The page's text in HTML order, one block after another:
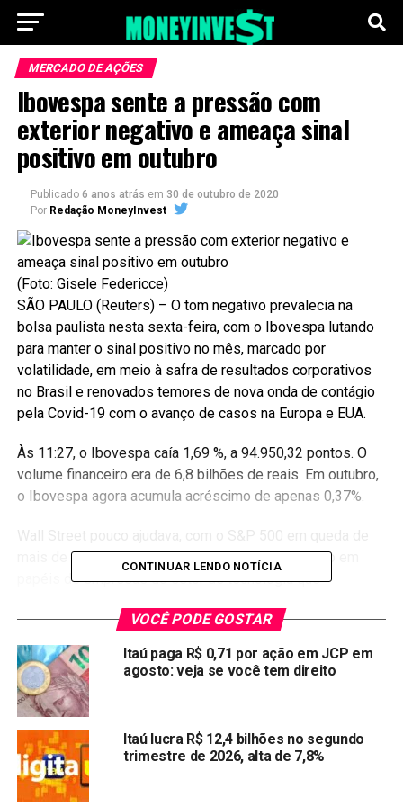
MERCADO DE AÇÕES
Ibovespa sente a pressão com
exterior negativo e ameaça sinal
positivo em outubro
Publicado 6 anos atrás em 30 de outubro de 2020
Por Redação MoneyInvest
(Foto: Gisele Federicce)
SÃO PAULO (Reuters) – O tom negativo prevalecia na
bolsa paulista nesta sexta-feira, com o Ibovespa lutando
para manter o sinal positivo no mês, marcado por
volatilidade, em meio à safra de resultados corporativos
no Brasil e renovados temores de nova onda de contágio
pela Covid-19 com o avanço de casos na Europa e EUA.
Às 11:27, o Ibovespa caía 1,69 %, a 94.950,32 pontos. O
volume financeiro era de 6,8 bilhões de reais. Em outubro,
o Ibovespa agora acumula acréscimo de apenas 0,37%.
mais de 1% nesta sessão, pressionado pelo recuo em
papéis de empresas do setor de tecnologia que
uma alta recorde de casos de coronavírus nos Estados
Unidos e a proximidade da eleição presidencial.
Ibovespa sente a pressão com exterior negativo e
ameaça sinal positivo em outubro
Na visão da equipe da Elite Investimentos, a bolsa
brasileira reflete cautela diante de fim de semana
prolongado com feriado na segunda-feira e as eleições
CONTINUAR LENDO NOTÍCIA
VOCÊ PODE GOSTAR
Itaú paga R$ 0,71 por ação em JCP em
agosto: veja se você tem direito
Itaú lucra R$ 12,4 bilhões no segundo
trimestre de 2026, alta de 7,8%